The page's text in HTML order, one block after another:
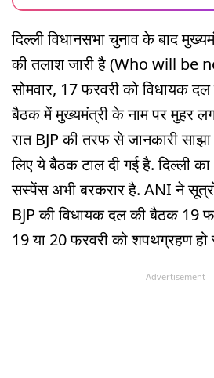
दिल्ली विधानसभा चुनाव के बाद
की तलाश जारी है (Who will be
सोमवार, 17 फरवरी को विधायक
बैठक में मुख्यमंत्री के नाम पर मुहर
रात BJP की तरफ से जानकारी
लिए ये बैठक टाल दी गई है. दिल्ली
सस्पेंस अभी बरकरार है. ANI ने
BJP की विधायक दल की बैठक 19
19 या 20 फरवरी को शपथग्रहण
Advertisement